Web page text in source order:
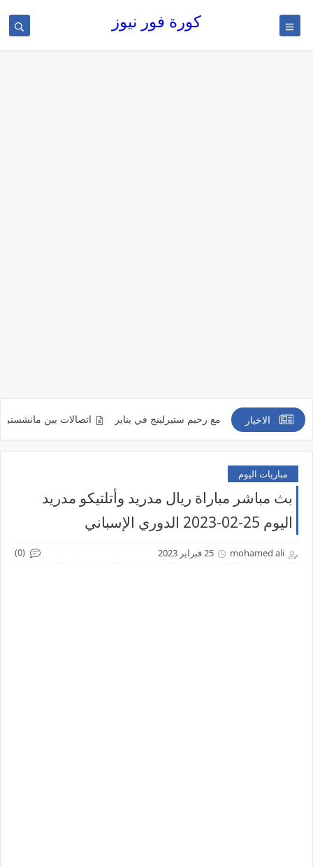
كورة فور نيوز
الاخبار
من التعاقد مع رحيم ستيرلينج في يناير اتصالات بين مانشستر يونايتد
مباريات اليوم
بث مباشر مباراة ريال مدريد وأتلتيكو مدريد
اليوم 25-02-2023 الدوري الإسباني
mohamed ali 25 فبراير 2023 (0)